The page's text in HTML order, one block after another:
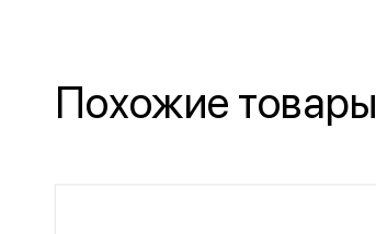
Похожие товары